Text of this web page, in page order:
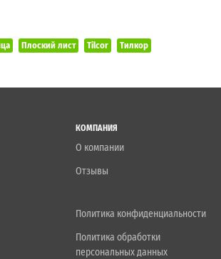
Плоский лист Tilcor Тилкор
КОМПАНИЯ
О компании
Отзывы
Политика конфиденциальности
Политика обработки
персональных данных